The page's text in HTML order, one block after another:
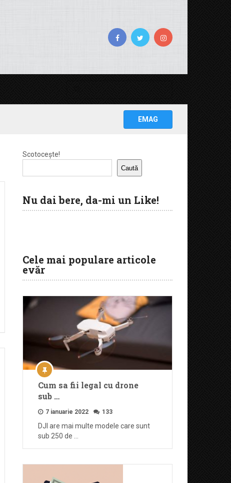
EMAG
Scotocește!
Caută
Nu dai bere, da-mi un Like!
Cele mai populare articole
evăr
Cum sa fii legal cu drone
sub …
7 ianuarie 2022 133
DJI are mai multe modele care sunt
sub 250 de …